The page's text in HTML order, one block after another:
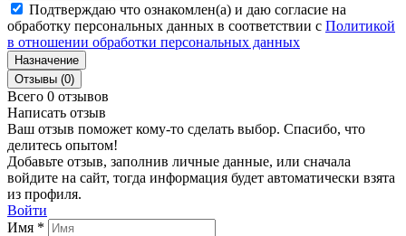
Подтверждаю что ознакомлен(а) и даю согласие на
обработку персональных данных в соответствии с Политикой
в отношении обработки персональных данных
Назначение
Отзывы (0)
Всего 0 отзывов
Написать отзыв
Ваш отзыв поможет кому-то сделать выбор. Спасибо, что
делитесь опытом!
Добавьте отзыв, заполнив личные данные, или сначала
войдите на сайт, тогда информация будет автоматически взята
из профиля.
Войти
Имя *